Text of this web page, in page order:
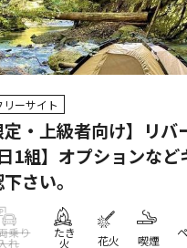
リーサイト
定・上級者向け】リバ
1組】オプションなど
さい。
乗り
れ
たき
火 花火 喫煙